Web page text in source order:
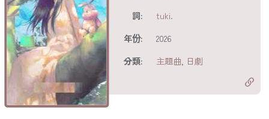
詞:
tuki.
年份:
2026
分類:
主題曲 日劇
分享至
享至 X
分享至
製鏈結